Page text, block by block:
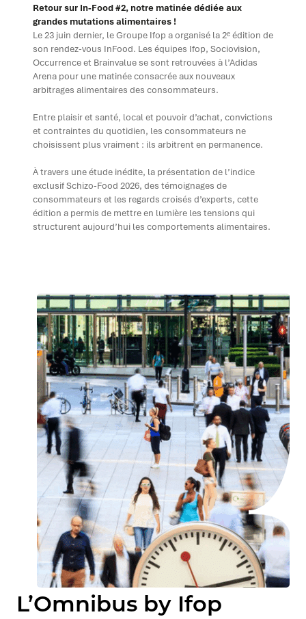
Retour sur In-Food #2, notre matinée dédiée aux
grandes mutations alimentaires !
Le 23 juin dernier, le Groupe Ifop a organisé la 2ᵉ édition de
son rendez-vous InFood. Les équipes Ifop, Sociovision,
Occurrence et Brainvalue se sont retrouvées à l’Adidas
Arena pour une matinée consacrée aux nouveaux
arbitrages alimentaires des consommateurs.
Entre plaisir et santé, local et pouvoir d’achat, convictions
et contraintes du quotidien, les consommateurs ne
choisissent plus vraiment : ils arbitrent en permanence.
À travers une étude inédite, la présentation de l’indice
exclusif Schizo-Food 2026, des témoignages de
consommateurs et les regards croisés d’experts, cette
édition a permis de mettre en lumière les tensions qui
structurent aujourd’hui les comportements alimentaires.
L’Omnibus by Ifop